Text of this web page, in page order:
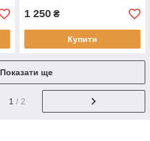
1 250 ₴
Купити
Показати ще
1 / 2